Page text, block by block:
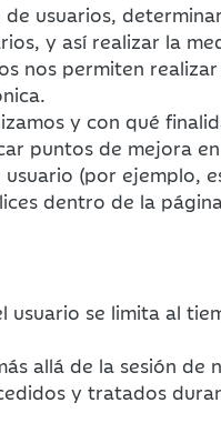
usuarios,
y así realizar la
nos permiten
y con qué
puntos de mejora
(por ejemplo,
dentro de la
se limita al
allá de la sesión de
y tratados